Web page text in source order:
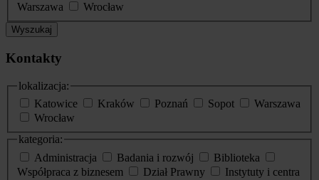
Warszawa
Wrocław
Wyszukaj
Kontakty
lokalizacja:
Katowice
Kraków Poznań Sopot
Warszawa
Wrocław
kategoria:
Administracja
Badania i rozwój
Biblioteka
Współpraca z biznesem
Dział Prawny
Instytuty i centra